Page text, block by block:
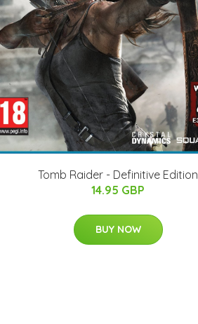
Tomb Raider - Definitive Edition
14.95 GBP
BUY NOW